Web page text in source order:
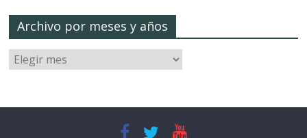
Archivo por meses y años